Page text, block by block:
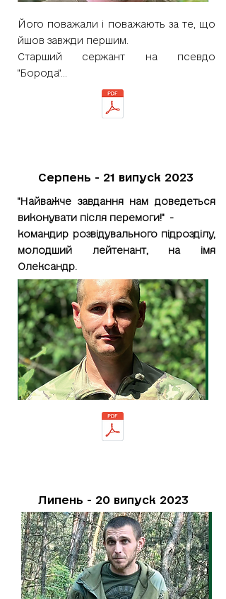
Його поважали і поважають за те, що
йшов завжди першим.
Старший сержант на псевдо
"Борода"...
Серпень - 21 випуск 2023
"Найважче завдання нам доведеться
виконувати після перемоги!" -
командир розвідувального підрозділу,
молодший лейтенант, на імя
Олександр.
Липень - 20 випуск 2023